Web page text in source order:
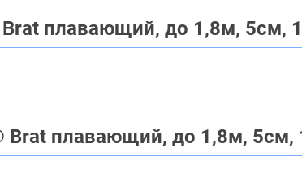
плавающий, до 1,8м, 5см,
Brat плавающий, до 1,8м, 5см,